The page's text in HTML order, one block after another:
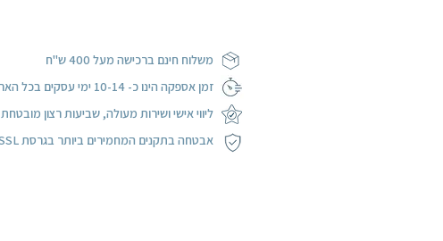
משלוח חינם ברכישה מעל 400 ש"ח
זמן אספקה הינו כ- 10-14 ימי עסקים בכל הארץ
ליווי אישי ושירות מעולה, שביעות רצון מובטחת
אבטחה בתקנים המחמירים ביותר בגרסת SSL